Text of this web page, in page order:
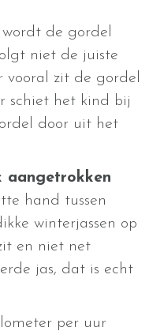
de gordel
niet de juiste
zit de gordel
schiet het kind bij
door uit het
aangetrokken
hand tussen
winterjassen op
en niet net
jas, dat is echt
per uur